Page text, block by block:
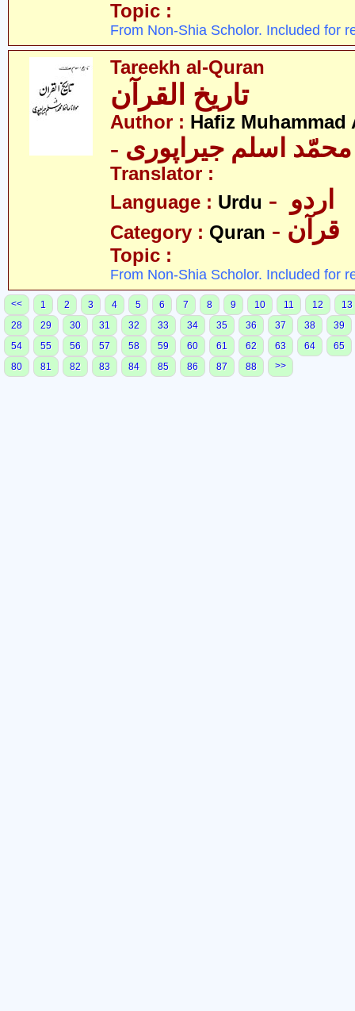
Topic :
From Non-Shia Scholor. Included for
Tareekh al-Quran
تاریخ القرآن
Author : Hafiz
محمّد اسلم جیراپوری
Translator :
Language : Urdu
Category : Quran - قرآن
Topic :
From Non-Shia Scholor. Included for
<< 1 2 3 4 5 6 7 8 9 10 11 12
13
28
29 30 31 32 33 34 35 36 37 38
39
54
55 56 57 58 59 60 61 62 63 64
65
80
81 82 83 84 85 86 87 88 >>